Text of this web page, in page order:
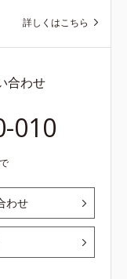
詳しくはこちら
合わせ
010
わせ